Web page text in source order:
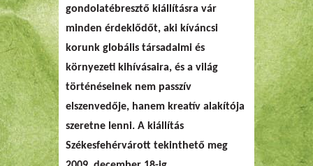
gondolatébresztő kiállításra vár
minden érdeklődőt, aki kíváncsi
korunk globális társadalmi és
környezeti kihívásaira, és a világ
történéseinek nem passzív
elszenvedője, hanem kreatív alakítója
szeretne lenni. A kiállítás
Székesfehérvárott tekinthető meg